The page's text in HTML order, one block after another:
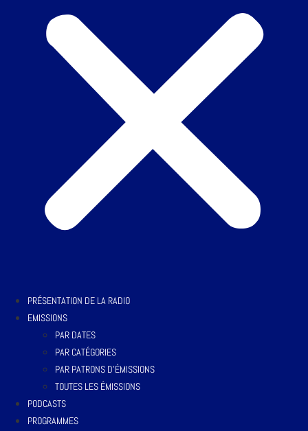
PRÉSENTATION DE LA RADIO
EMISSIONS
PAR DATES
PAR CATÉGORIES
PAR PATRONS D’ÉMISSIONS
TOUTES LES ÉMISSIONS
PODCASTS
PROGRAMMES